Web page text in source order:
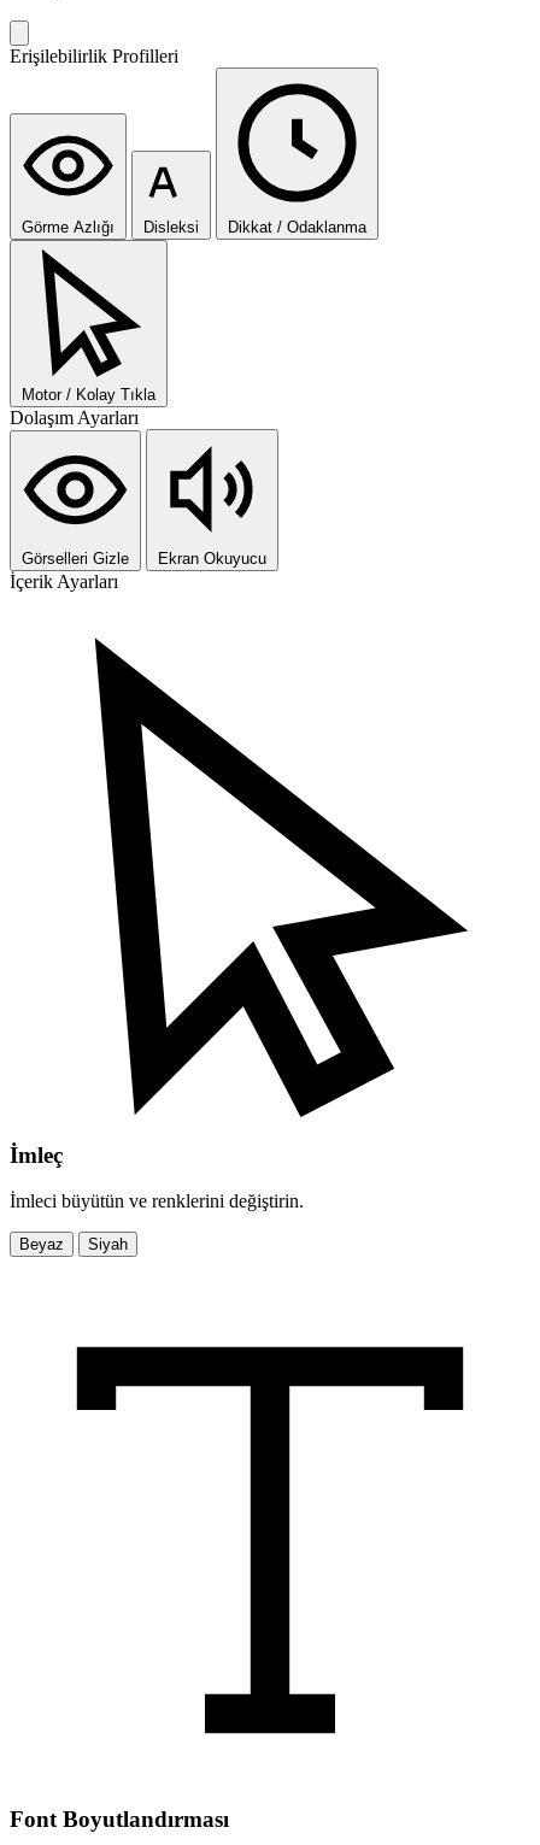
Erişilebilirlik Profilleri
Görme Azlığı Disleksi Dikkat / Odaklanma
Motor / Kolay Tıkla
Dolaşım Ayarları
Görselleri Gizle Ekran Okuyucu
İçerik Ayarları
İmleç
İmleci büyütün ve renklerini değiştirin.
Beyaz Siyah
Font Boyutlandırması